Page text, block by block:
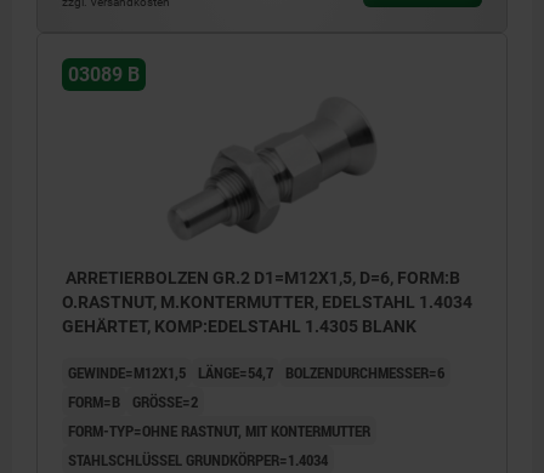
03089 B
ARRETIERBOLZEN GR.2 D1=M12X1,5, D=6, FORM:B
O.RASTNUT, M.KONTERMUTTER, EDELSTAHL 1.4034
GEHÄRTET, KOMP:EDELSTAHL 1.4305 BLANK
GEWINDE=M12X1,5 LÄNGE=54,7
BOLZENDURCHMESSER=6
FORM=B
GRÖSSE=2
FORM-TYP=OHNE RASTNUT, MIT KONTERMUTTER
STAHLSCHLÜSSEL GRUNDKÖRPER=1.4034